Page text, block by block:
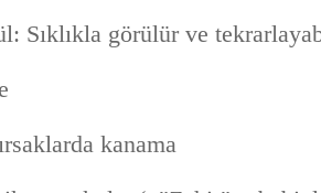
Sıklıkla görülür ve
kanama